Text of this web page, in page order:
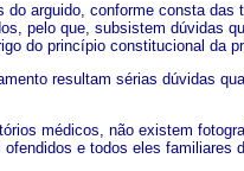
arguido, conforme consta
pelo que, subsistem dúvidas
do princípio constitucional da
resultam sérias dúvidas
médicos, não existem
e todos eles familiares